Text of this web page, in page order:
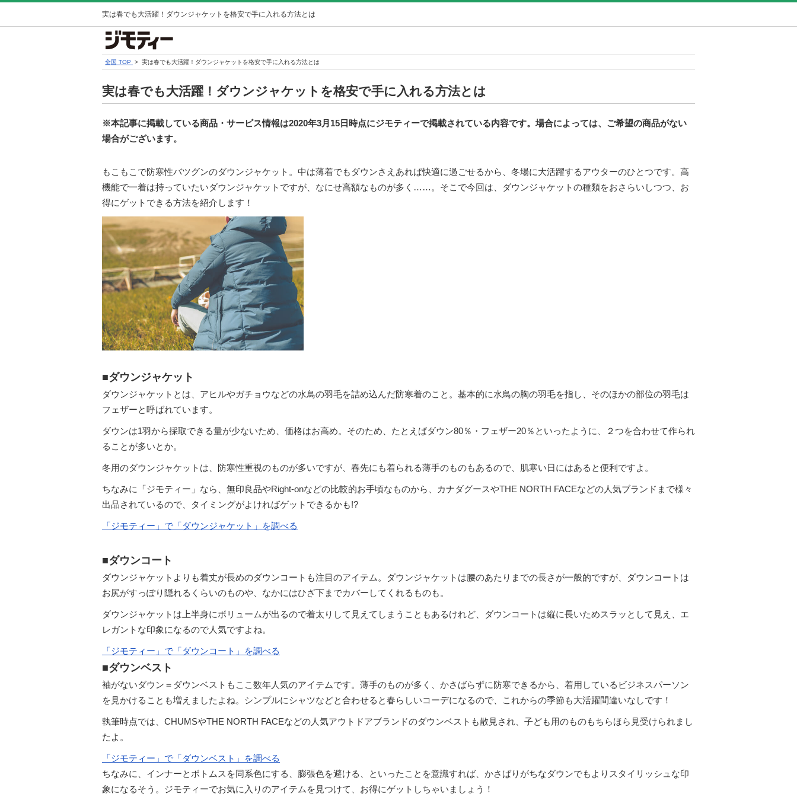
実は春でも大活躍！ダウンジャケットを格安で手に入れる方法とは
全国 TOP > 実は春でも大活躍！ダウンジャケットを格安で手に入れる方法とは
実は春でも大活躍！ダウンジャケットを格安で手に入れる方法とは
※本記事に掲載している商品・サービス情報は2020年3月15日時点にジモティーで掲載されている内容です。場合によっては、ご希望の商品がない
場合がございます。
もこもこで防寒性バツグンのダウンジャケット。中は薄着でもダウンさえあれば快適に過ごせるから、冬場に大活躍するアウターのひとつです。高
機能で一着は持っていたいダウンジャケットですが、なにせ高額なものが多く……。そこで今回は、ダウンジャケットの種類をおさらいしつつ、お
得にゲットできる方法を紹介します！
■ダウンジャケット
ダウンジャケットとは、アヒルやガチョウなどの水鳥の羽毛を詰め込んだ防寒着のこと。基本的に水鳥の胸の羽毛を指し、そのほかの部位の羽毛は
フェザーと呼ばれています。
ダウンは1羽から採取できる量が少ないため、価格はお高め。そのため、たとえばダウン80％・フェザー20％といったように、２つを合わせて作られ
ることが多いとか。
冬用のダウンジャケットは、防寒性重視のものが多いですが、春先にも着られる薄手のものもあるので、肌寒い日にはあると便利ですよ。
ちなみに「ジモティー」なら、無印良品やRight-onなどの比較的お手頃なものから、カナダグースやTHE NORTH FACEなどの人気ブランドまで様々
出品されているので、タイミングがよければゲットできるかも!?
「ジモティー」で「ダウンジャケット」を調べる
■ダウンコート
ダウンジャケットよりも着丈が長めのダウンコートも注目のアイテム。ダウンジャケットは腰のあたりまでの長さが一般的ですが、ダウンコートは
お尻がすっぽり隠れるくらいのものや、なかにはひざ下までカバーしてくれるものも。
ダウンジャケットは上半身にボリュームが出るので着太りして見えてしまうこともあるけれど、ダウンコートは縦に長いためスラッとして見え、エ
レガントな印象になるので人気ですよね。
「ジモティー」で「ダウンコート」を調べる
■ダウンベスト
袖がないダウン＝ダウンベストもここ数年人気のアイテムです。薄手のものが多く、かさばらずに防寒できるから、着用しているビジネスパーソン
を見かけることも増えましたよね。シンプルにシャツなどと合わせると春らしいコーデになるので、これからの季節も大活躍間違いなしです！
執筆時点では、CHUMSやTHE NORTH FACEなどの人気アウトドアブランドのダウンベストも散見され、子ども用のものもちらほら見受けられまし
たよ。
「ジモティー」で「ダウンベスト」を調べる
ちなみに、インナーとボトムスを同系色にする、膨張色を避ける、といったことを意識すれば、かさばりがちなダウンでもよりスタイリッシュな印
象になるそう。ジモティーでお気に入りのアイテムを見つけて、お得にゲットしちゃいましょう！